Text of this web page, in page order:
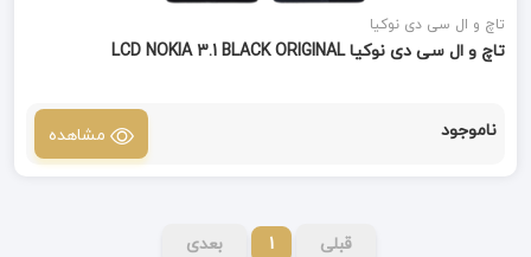
تاچ و ال سی دی نوکیا
تاچ و ال سی دی نوکیا LCD NOKIA 3.1 BLACK ORIGINAL
ناموجود مشاهده
قبلی 1 بعدی